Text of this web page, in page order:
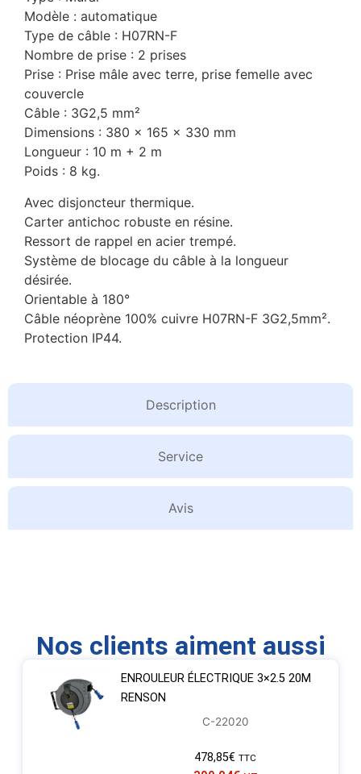
Description
Service
Avis
Modèle : automatique
Type de câble : H07RN-F
Nombre de prise : 2 prises
Prise : Prise mâle avec terre, prise femelle avec
couvercle
Câble : 3G2,5 mm²
Dimensions : 380 x 165 x 330 mm
Longueur : 10 m + 2 m
Poids : 8 kg.
Avec disjoncteur thermique.
Carter antichoc robuste en résine.
Ressort de rappel en acier trempé.
Système de blocage du câble à la longueur
désirée.
Orientable à 180°
Câble néoprène 100% cuivre H07RN-F 3G2,5mm².
Protection IP44.
Nos clients aiment aussi
ENROULEUR ÉLECTRIQUE 3×2.5 20M
RENSON
C-22020
478,85€ TTC